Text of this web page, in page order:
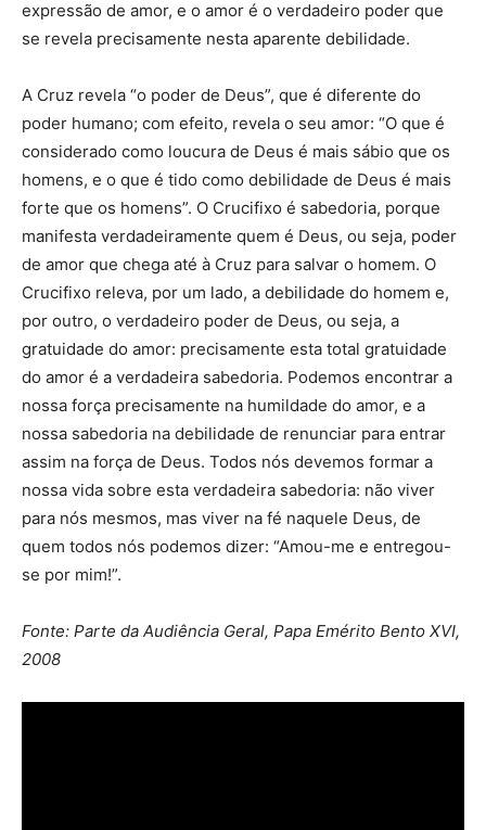
expressão de amor, e o amor é o verdadeiro poder que
se revela precisamente nesta aparente debilidade.
A Cruz revela “o poder de Deus”, que é diferente do
poder humano; com efeito, revela o seu amor: “O que é
considerado como loucura de Deus é mais sábio que os
homens, e o que é tido como debilidade de Deus é mais
forte que os homens”. O Crucifixo é sabedoria, porque
manifesta verdadeiramente quem é Deus, ou seja, poder
de amor que chega até à Cruz para salvar o homem. O
Crucifixo releva, por um lado, a debilidade do homem e,
por outro, o verdadeiro poder de Deus, ou seja, a
gratuidade do amor: precisamente esta total gratuidade
do amor é a verdadeira sabedoria. Podemos encontrar a
nossa força precisamente na humildade do amor, e a
nossa sabedoria na debilidade de renunciar para entrar
assim na força de Deus. Todos nós devemos formar a
nossa vida sobre esta verdadeira sabedoria: não viver
para nós mesmos, mas viver na fé naquele Deus, de
quem todos nós podemos dizer: “Amou-me e entregou-
se por mim!”.
Fonte: Parte da Audiência Geral, Papa Emérito Bento XVI,
2008